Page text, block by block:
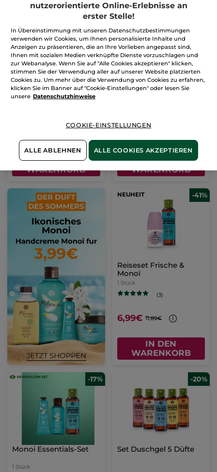
-23%
Duo Dusch-Konzentrat
1 Stück
IN DEN
WARENKORB
Reiseset Duo Shampoo
Essentials
IN DEN
WARENKORB
NEUHEIT -41%
Reiseset Frische &
Monoï
1 Stück
(3)
6,99€ 11,89€
IN DEN
WARENKORB
-17%
Monoi Essentials-Set
1 Stück
-20%
Set Duschgel 5 Düfte
nutzerorientierte Online-Erlebnisse an
erster Stelle!
In Übereinstimmung mit unseren Datenschutzbestimmungen
verwenden wir Cookies, um Ihnen personalisierte Inhalte und
Anzeigen zu präsentieren, die an Ihre Vorlieben angepasst sind,
Ihnen mit sozialen Medien verknüpfte Dienste vorzuschlagen und
zur Webanalyse. Wenn Sie auf "Alle Cookies akzeptieren" klicken,
stimmen Sie der Verwendung aller auf unserer Website platzierten
Cookies zu. Um mehr über die Verwendung von Cookies zu erfahren,
klicken Sie im Banner auf "Cookie-Einstellungen" oder lesen Sie
unsere Datenschutzhinweise
COOKIE-EINSTELLUNGEN
ALLE ABLEHNEN ALLE COOKIES AKZEPTIEREN